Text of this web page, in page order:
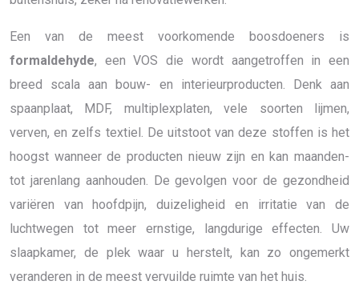
Een van de meest voorkomende boosdoeners is
formaldehyde, een VOS die wordt aangetroffen in een
breed scala aan bouw- en interieurproducten. Denk aan
spaanplaat, MDF, multiplexplaten, vele soorten lijmen,
verven, en zelfs textiel. De uitstoot van deze stoffen is het
hoogst wanneer de producten nieuw zijn en kan maanden-
tot jarenlang aanhouden. De gevolgen voor de gezondheid
variëren van hoofdpijn, duizeligheid en irritatie van de
luchtwegen tot meer ernstige, langdurige effecten. Uw
slaapkamer, de plek waar u herstelt, kan zo ongemerkt
veranderen in de meest vervuilde ruimte van het huis.